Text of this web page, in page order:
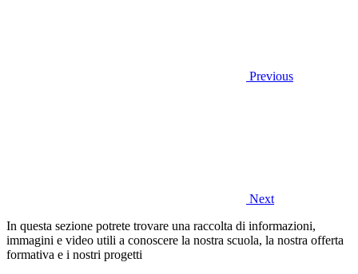
Previous
Next
In questa sezione potrete trovare una raccolta di informazioni,
immagini e video utili a conoscere la nostra scuola, la nostra offerta
formativa e i nostri progetti